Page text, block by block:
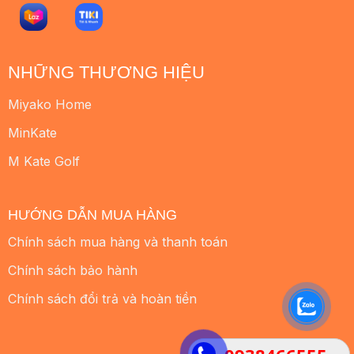
NHỮNG THƯƠNG HIỆU
Miyako Home
MinKate
M Kate Golf
HƯỚNG DẪN MUA HÀNG
Chính sách mua hàng và thanh toán
Chính sách bảo hành
Chính sách đổi trả và hoàn tiền